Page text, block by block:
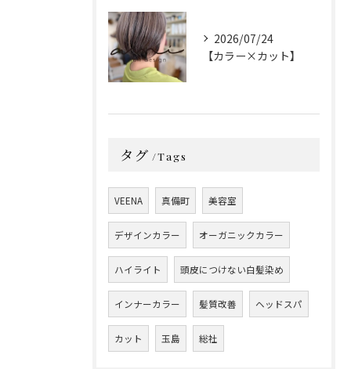
2026/07/24
【カラー×カット】
タグ Tags
VEENA 真備町 美容室
デザインカラー オーガニックカラー
ハイライト 頭皮につけない白髪染め
インナーカラー 髪質改善 ヘッドスパ
カット 玉島 総社